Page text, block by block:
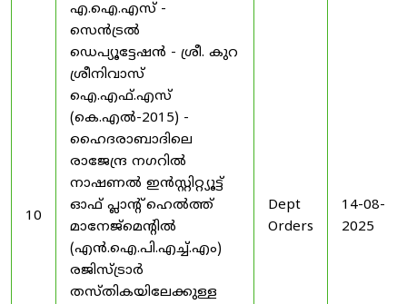
10
എ.ഐ.എസ് -
സെൻട്രൽ
ഡെപ്യൂട്ടേഷൻ - ശ്രീ. കുറ
ശ്രീനിവാസ്
ഐ.എഫ്.എസ്
(കെ.എൽ-2015) -
ഹൈദരാബാദിലെ
രാജേന്ദ്ര നഗറിൽ
നാഷണൽ ഇൻസ്റ്റിറ്റ്യൂട്ട്
ഓഫ് പ്ലാന്റ് ഹെൽത്ത്
മാനേജ്‌മെന്റിൽ
(എൻ.ഐ.പി.എച്ച്.എം)
രജിസ്ട്രാർ
തസ്തികയിലേക്കുള്ള
Dept
Orders
14-08-
2025